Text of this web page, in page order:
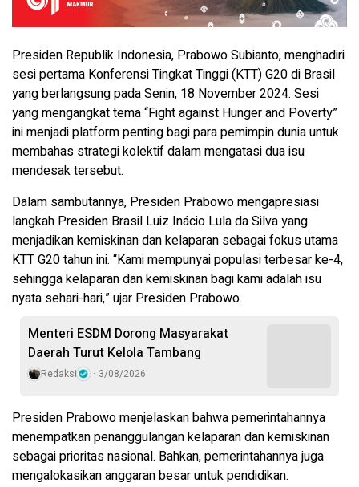
Presiden Republik Indonesia, Prabowo Subianto, menghadiri
sesi pertama Konferensi Tingkat Tinggi (KTT) G20 di Brasil
yang berlangsung pada Senin, 18 November 2024. Sesi
yang mengangkat tema “Fight against Hunger and Poverty”
ini menjadi platform penting bagi para pemimpin dunia untuk
membahas strategi kolektif dalam mengatasi dua isu
mendesak tersebut.
Dalam sambutannya, Presiden Prabowo mengapresiasi
langkah Presiden Brasil Luiz Inácio Lula da Silva yang
menjadikan kemiskinan dan kelaparan sebagai fokus utama
KTT G20 tahun ini. “Kami mempunyai populasi terbesar ke-4,
sehingga kelaparan dan kemiskinan bagi kami adalah isu
nyata sehari-hari,” ujar Presiden Prabowo.
Menteri ESDM Dorong Masyarakat
Daerah Turut Kelola Tambang
Redaksi 3/08/2026
Presiden Prabowo menjelaskan bahwa pemerintahannya
menempatkan penanggulangan kelaparan dan kemiskinan
sebagai prioritas nasional. Bahkan, pemerintahannya juga
mengalokasikan anggaran besar untuk pendidikan.